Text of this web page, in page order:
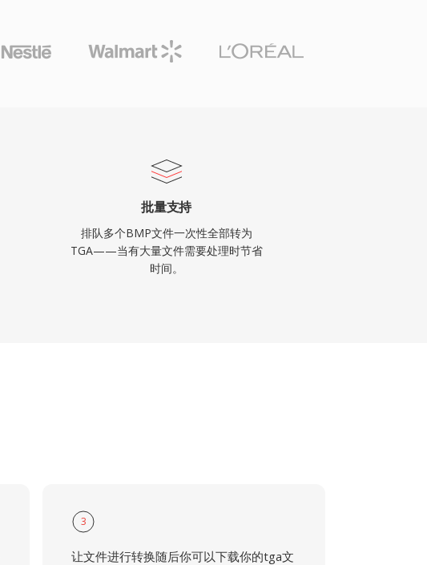
批量支持
排队多个BMP文件一次性全部转为
TGA——当有大量文件需要处理时节省
时间。
3
让文件进行转换随后你可以下载你的tga文